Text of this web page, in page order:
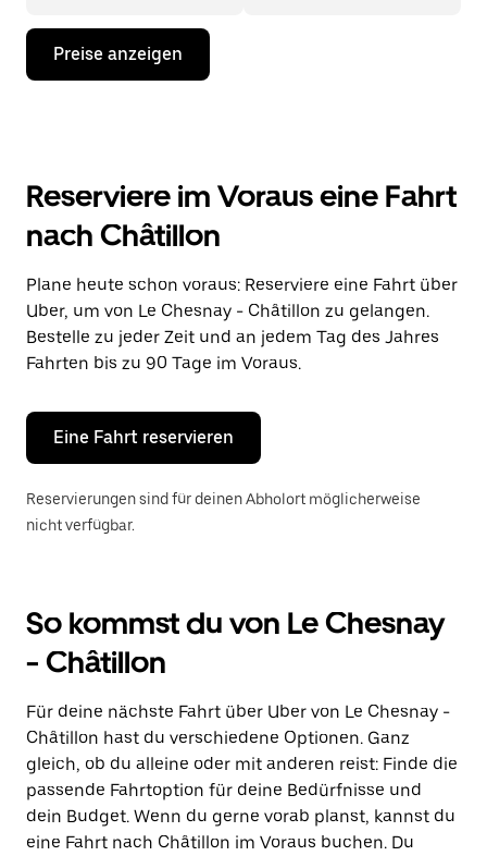
Drücke
Nach-
Kalender
interagieren
ein
Datum
auszuwählen.
Drücke
die
Escape-
um
den
Kalender
schließen.
Preise anzeigen
Reserviere im Voraus eine Fahrt
nach Châtillon
Plane heute schon voraus: Reserviere eine Fahrt über
Uber, um von Le Chesnay - Châtillon zu gelangen.
Bestelle zu jeder Zeit und an jedem Tag des Jahres
Fahrten bis zu 90 Tage im Voraus.
Eine Fahrt reservieren
Reservierungen sind für deinen Abholort möglicherweise
nicht verfügbar.
So kommst du von Le Chesnay
- Châtillon
Für deine nächste Fahrt über Uber von Le Chesnay -
Châtillon hast du verschiedene Optionen. Ganz
gleich, ob du alleine oder mit anderen reist: Finde die
passende Fahrtoption für deine Bedürfnisse und
dein Budget. Wenn du gerne vorab planst, kannst du
eine Fahrt nach Châtillon im Voraus buchen. Du